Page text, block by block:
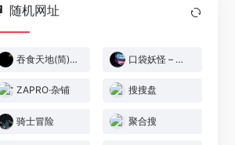
随机网址
吞食天地(简)[kwjxqy](JP)[RPG](4Mb) 口袋妖怪 – 蓝宝石[Elite&口袋妖怪网](386)(简)(JP)(64.98Mb)
ZAPRO·杂铺 搜搜盘
骑士冒险 聚合搜